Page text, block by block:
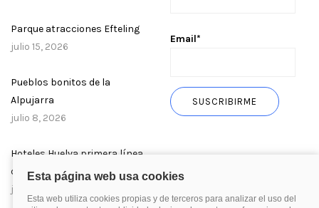
Parque atracciones Efteling
julio 15, 2026
Pueblos bonitos de la
Alpujarra
julio 8, 2026
Hoteles Huelva primera línea
de playa
julio 1, 2026
Email*